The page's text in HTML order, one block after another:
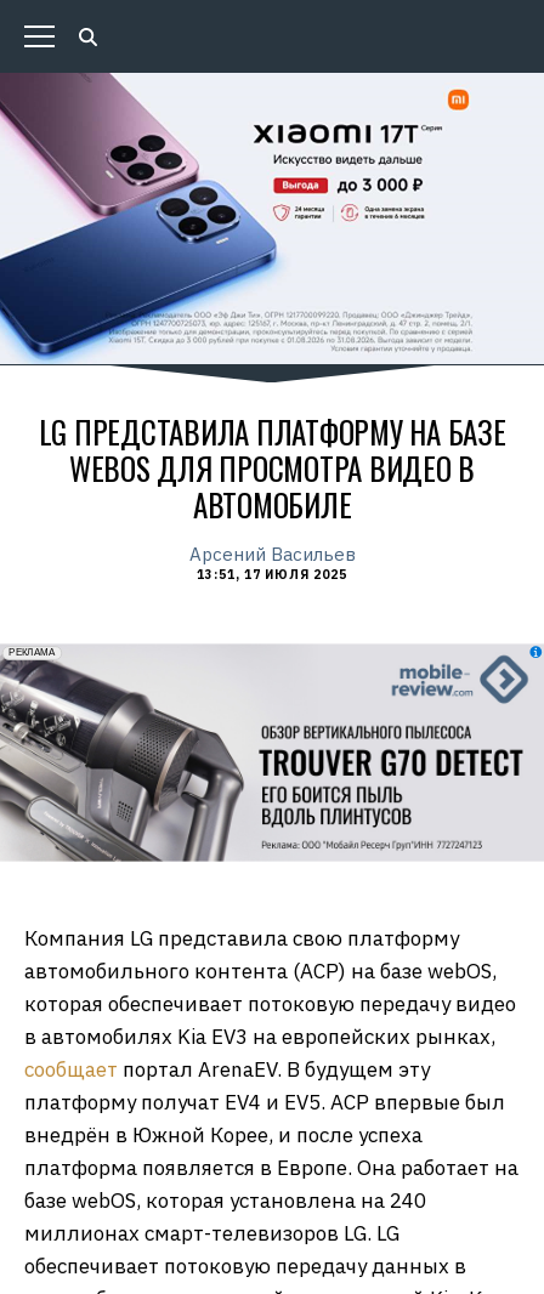
LG ПРЕДСТАВИЛА ПЛАТФОРМУ НА БАЗЕ
WEBOS ДЛЯ ПРОСМОТРА ВИДЕО В
АВТОМОБИЛЕ
Арсений Васильев
13:51, 17 ИЮЛЯ 2025
erid: 2VfnxxmNzs5
РЕКЛАМА
Компания LG представила свою платформу
автомобильного контента (ACP) на базе webOS,
которая обеспечивает потоковую передачу видео
в автомобилях Kia EV3 на европейских рынках,
сообщает портал ArenaEV. В будущем эту
платформу получат EV4 и EV5. ACP впервые был
внедрён в Южной Корее, и после успеха
платформа появляется в Европе. Она работает на
базе webOS, которая установлена на 240
миллионах смарт-телевизоров LG. LG
обеспечивает потоковую передачу данных в